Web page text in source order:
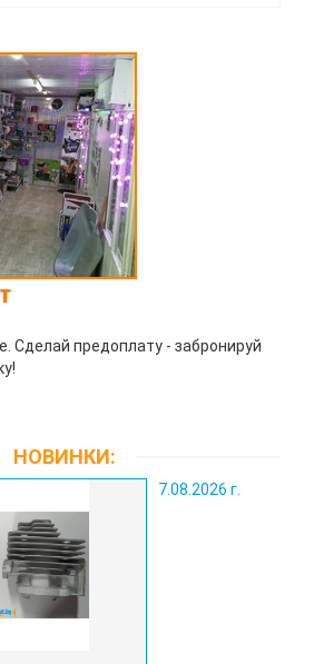
Сделай предоплату - забронируй
НОВИНКИ:
7.08.2026 г.